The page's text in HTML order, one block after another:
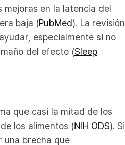
en la latencia del
baja (PubMed). La revisión
especialmente si no
del efecto (Sleep
que casi la mitad de los
los alimentos (NIH ODS). Si
una brecha que